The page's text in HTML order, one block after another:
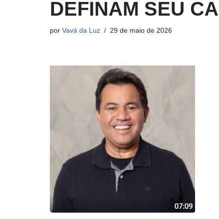
DEFINAM SEU
por Vavá da Luz 29 de maio de 2026